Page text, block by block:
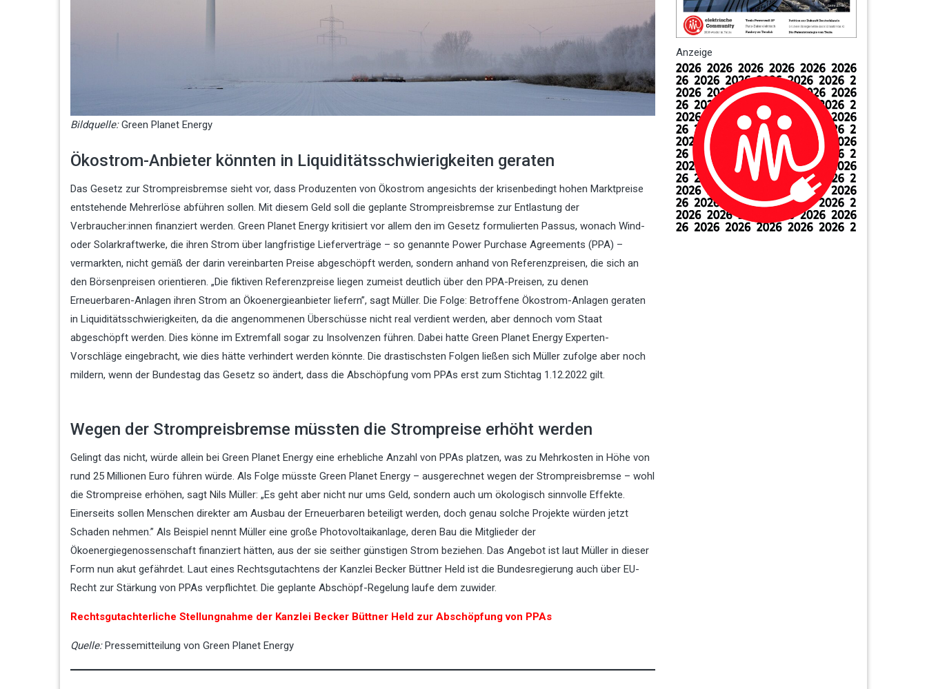
Bildquelle:Green Planet Energy
Ökostrom-Anbieter könnten in Liquiditätsschwierigkeiten geraten
Das Gesetz zur Strompreisbremse sieht vor, dass Produzenten von Ökostrom angesichts der krisenbedingt hohen Marktpreise
entstehende Mehrerlöse abführen sollen. Mit diesem Geld soll die geplante Strompreisbremse zur Entlastung der
Verbraucher:innen finanziert werden. Green Planet Energy kritisiert vor allem den im Gesetz formulierten Passus, wonach Wind-
oder Solarkraftwerke, die ihren Strom über langfristige Lieferverträge – so genannte Power Purchase Agreements (PPA) –
vermarkten, nicht gemäß der darin vereinbarten Preise abgeschöpft werden, sondern anhand von Referenzpreisen, die sich an
den Börsenpreisen orientieren. „Die fiktiven Referenzpreise liegen zumeist deutlich über den PPA-Preisen, zu denen
Erneuerbaren-Anlagen ihren Strom an Ökoenergieanbieter liefern”, sagt Müller. Die Folge: Betroffene Ökostrom-Anlagen geraten
in Liquiditätsschwierigkeiten, da die angenommenen Überschüsse nicht real verdient werden, aber dennoch vom Staat
abgeschöpft werden. Dies könne im Extremfall sogar zu Insolvenzen führen. Dabei hatte Green Planet Energy Experten-
Vorschläge eingebracht, wie dies hätte verhindert werden könnte. Die drastischsten Folgen ließen sich Müller zufolge aber noch
mildern, wenn der Bundestag das Gesetz so ändert, dass die Abschöpfung vom PPAs erst zum Stichtag 1.12.2022 gilt.
Wegen der Strompreisbremse müssten die Strompreise erhöht werden
Gelingt das nicht, würde allein bei Green Planet Energy eine erhebliche Anzahl von PPAs platzen, was zu Mehrkosten in Höhe von
rund 25 Millionen Euro führen würde. Als Folge müsste Green Planet Energy – ausgerechnet wegen der Strompreisbremse – wohl
die Strompreise erhöhen, sagt Nils Müller: „Es geht aber nicht nur ums Geld, sondern auch um ökologisch sinnvolle Effekte.
Einerseits sollen Menschen direkter am Ausbau der Erneuerbaren beteiligt werden, doch genau solche Projekte würden jetzt
Schaden nehmen.” Als Beispiel nennt Müller eine große Photovoltaikanlage, deren Bau die Mitglieder der
Ökoenergiegenossenschaft finanziert hätten, aus der sie seither günstigen Strom beziehen. Das Angebot ist laut Müller in dieser
Form nun akut gefährdet. Laut eines Rechtsgutachtens der Kanzlei Becker Büttner Held ist die Bundesregierung auch über EU-
Recht zur Stärkung von PPAs verpflichtet. Die geplante Abschöpf-Regelung laufe dem zuwider.
Rechtsgutachterliche Stellungnahme der Kanzlei Becker Büttner Held zur Abschöpfung von PPAs
Quelle:Pressemitteilung von Green Planet Energy
Anzeige